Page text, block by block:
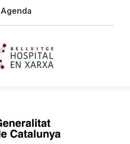
Agenda